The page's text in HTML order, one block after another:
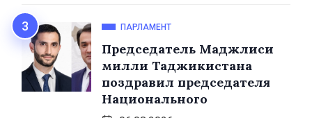
ПАРЛАМЕНТ
Председатель Маджлиси
милли Таджикистана
поздравил председателя
Национального